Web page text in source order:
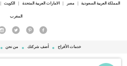
المملكة العربية السعودية مصر الامارات العربية المتحدة الكويت
المغرب
خدمات الأفراح أضف شركتك من نحن